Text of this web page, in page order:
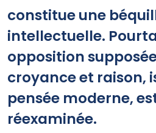
constitue une
intellectuelle.
opposition
croyance et raison,
pensée moderne,
réexaminée.